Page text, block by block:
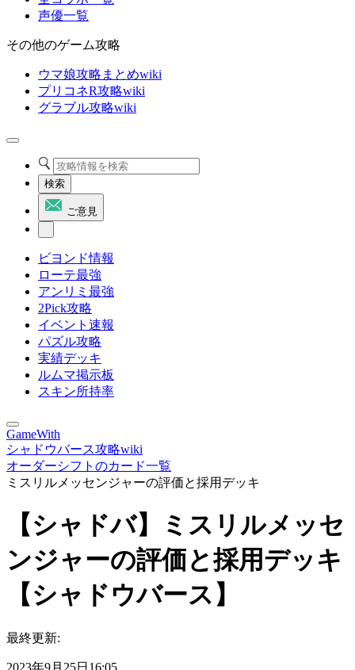
声優一覧
その他のゲーム攻略
ウマ娘攻略まとめwiki
プリコネR攻略wiki
グラブル攻略wiki
検索
ご意見
ビヨンド情報
ローテ最強
アンリミ最強
2Pick攻略
イベント速報
パズル攻略
実績デッキ
ルムマ掲示板
スキン所持率
GameWith
シャドウバース攻略wiki
オーダーシフトのカード一覧
ミスリルメッセンジャーの評価と採用デッキ
【シャドバ】ミスリルメッセ
ンジャーの評価と採用デッキ
【シャドウバース】
最終更新:
2023年9月25日16:05